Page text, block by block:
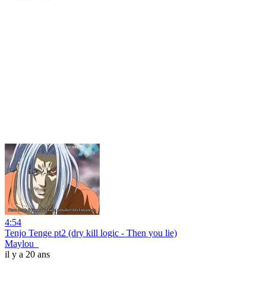
4:54
Tenjo Tenge pt2 (dry kill logic - Then you lie)
Maylou_
il y a 20 ans